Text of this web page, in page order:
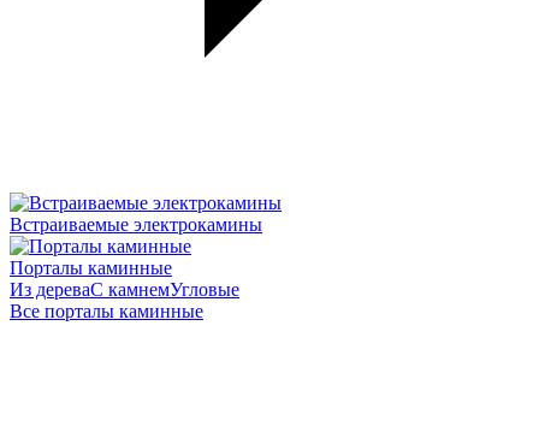
Встраиваемые электрокамины
Порталы каминные
Из дереваС камнемУгловые
Все порталы каминные